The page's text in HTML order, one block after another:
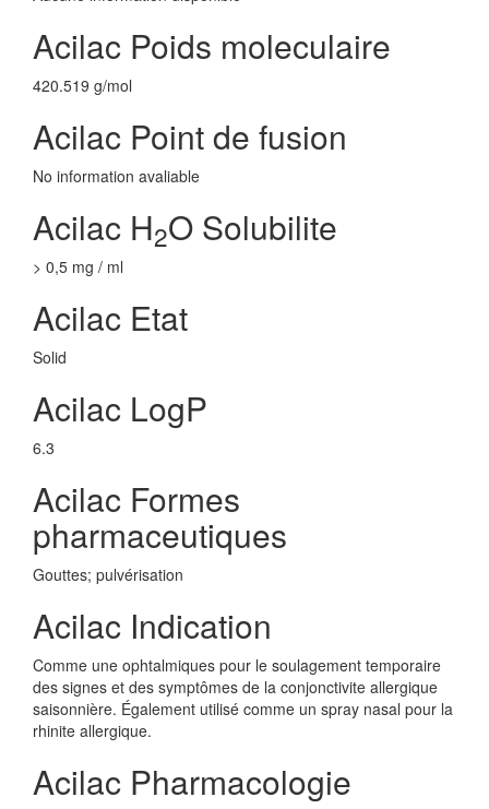
Acilac Poids moleculaire
420.519 g/mol
Acilac Point de fusion
No information avaliable
Acilac H2O Solubilite
> 0,5 mg / ml
Acilac Etat
Solid
Acilac LogP
6.3
Acilac Formes
pharmaceutiques
Gouttes; pulvérisation
Acilac Indication
Comme une ophtalmiques pour le soulagement temporaire
des signes et des symptômes de la conjonctivite allergique
saisonnière. Également utilisé comme un spray nasal pour la
rhinite allergique.
Acilac Pharmacologie